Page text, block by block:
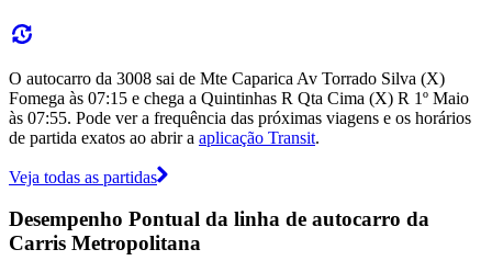
O autocarro da 3008 sai de Mte Caparica Av Torrado Silva (X)
Fomega às 07:15 e chega a Quintinhas R Qta Cima (X) R 1º Maio
às 07:55. Pode ver a frequência das próximas viagens e os horários
de partida exatos ao abrir a aplicação Transit.
Veja todas as partidas
Desempenho Pontual da linha de autocarro da
Carris Metropolitana